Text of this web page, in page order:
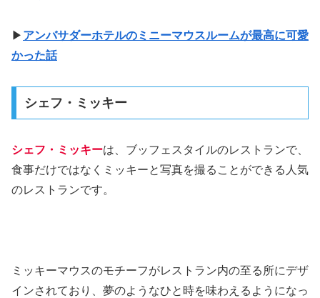
▶ アンバサダーホテルのミニーマウスルームが最高に可愛
かった話
シェフ・ミッキー
シェフ・ミッキーは、ブッフェスタイルのレストランで、
食事だけではなくミッキーと写真を撮ることができる人気
のレストランです。
ミッキーマウスのモチーフがレストラン内の至る所にデザ
インされており、夢のようなひと時を味わえるようになっ